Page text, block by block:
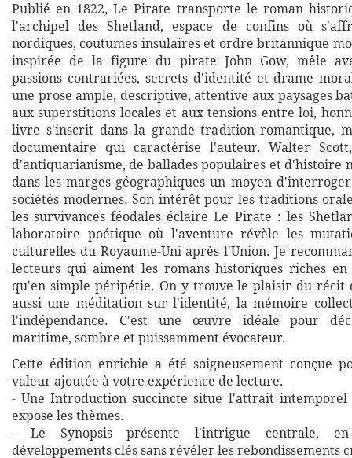
Publié en 1822, Le Pirate transporte le roman
l'archipel des Shetland, espace de confins où
nordiques, coutumes insulaires et ordre britannique
inspirée de la figure du pirate John Gow, mêle
passions contrariées, secrets d'identité et drame
une prose ample, descriptive, attentive aux paysages
aux superstitions locales et aux tensions entre loi,
livre s'inscrit dans la grande tradition romantique,
documentaire qui caractérise l'auteur. Walter
d'antiquarianisme, de ballades populaires et d'histoire
dans les marges géographiques un moyen
sociétés modernes. Son intérêt pour les traditions
les survivances féodales éclaire Le Pirate : les
laboratoire poétique où l'aventure révèle les
culturelles du Royaume-Uni après l'Union. Je
lecteurs qui aiment les romans historiques riches en
qu'en simple péripétie. On y trouve le plaisir du récit
aussi une méditation sur l'identité, la mémoire
l'indépendance. C'est une œuvre idéale pour
maritime, sombre et puissamment évocateur.
Cette édition enrichie a été soigneusement conçue
valeur ajoutée à votre expérience de lecture.
- Une Introduction succincte situe l'attrait
expose les thèmes.
- Le Synopsis présente l'intrigue centrale,
développements clés sans révéler les rebondissements